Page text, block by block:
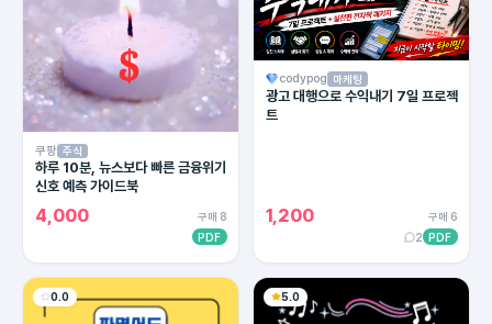
쿠팡 주식
하루 10분, 뉴스보다 빠른 금융위기
신호 예측 가이드북
4,000
구매 8
PDF
codypog 마케팅
광고 대행으로 수익내기 7일 프로젝
트
1,200
구매 6
2 PDF
0.0 5.0